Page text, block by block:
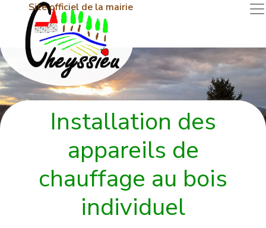
Site officiel de la mairie
Installation des
appareils de
chauffage au bois
individuel